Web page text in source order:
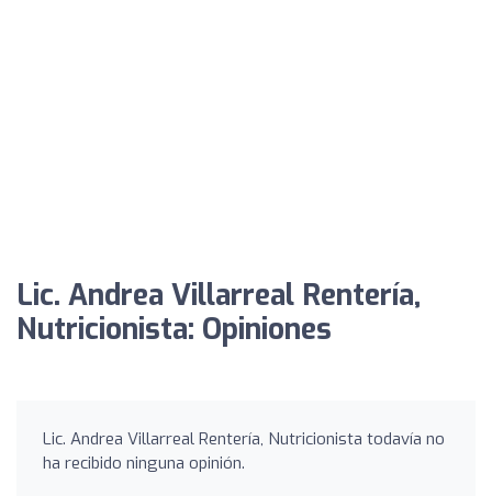
Lic. Andrea Villarreal Rentería,
Nutricionista: Opiniones
Lic. Andrea Villarreal Rentería, Nutricionista todavía no
ha recibido ninguna opinión.